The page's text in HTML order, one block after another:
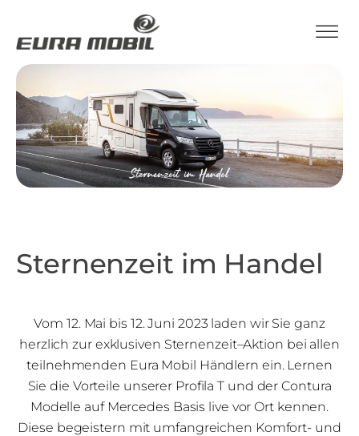
Sternenzeit im Handel
Vom 12. Mai bis 12. Juni 2023 laden wir Sie ganz
herzlich zur exklusiven Sternenzeit–Aktion bei allen
teilnehmenden Eura Mobil Händlern ein. Lernen
Sie die Vorteile unserer Profila T und der Contura
Modelle auf Mercedes Basis live vor Ort kennen.
Diese begeistern mit umfangreichen Komfort- und